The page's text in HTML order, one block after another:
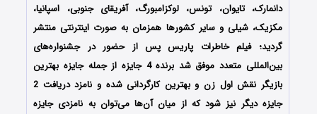
دانمارک، تایوان، تونس، لوکزامبورگ، آفریقای جنوبی، اسپانیا،
مکزیک، شیلی و سایر کشورها همزمان به صورت اینترنتی منتشر
گردید؛ فیلم خاطرات پاریس پس از حضور در جشنواره‌‌های
بین‌المللی متعدد موفق شد برنده 4 جایزه از جمله جایزه بهترین
بازیگر نقش اول زن و بهترین کارگردانی شده و نامزد دریافت 2
جایزه دیگر نیز شود که از میان آن‌ها می‌توان به نامزدی جایزه